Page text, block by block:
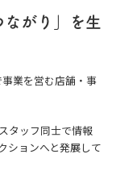
がり」を生
業を営む店舗・事
タッフ同士で情報
ションへと発展して